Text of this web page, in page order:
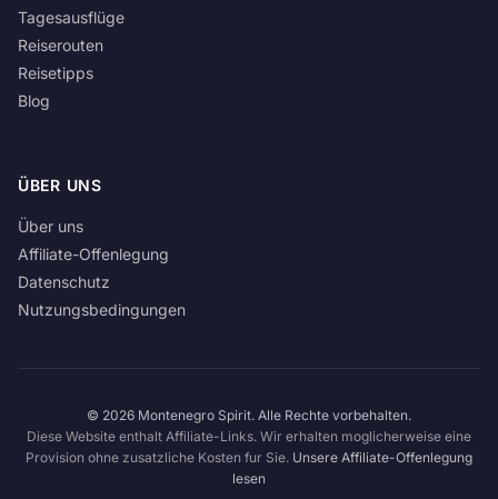
Tagesausflüge
Reiserouten
Reisetipps
Blog
ÜBER UNS
Über uns
Affiliate-Offenlegung
Datenschutz
Nutzungsbedingungen
© 2026 Montenegro Spirit. Alle Rechte vorbehalten.
Diese Website enthalt Affiliate-Links. Wir erhalten moglicherweise eine
Provision ohne zusatzliche Kosten fur Sie. Unsere Affiliate-Offenlegung
lesen